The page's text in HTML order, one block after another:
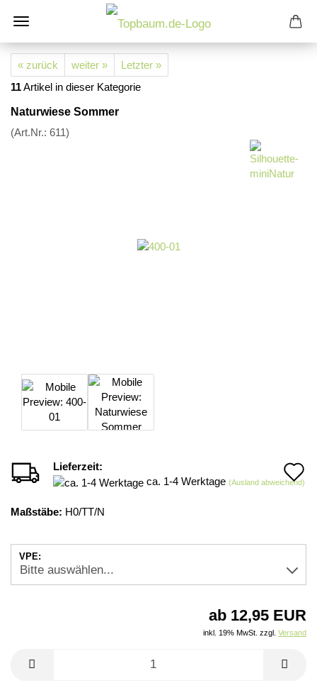
« zurück weiter »
Letzter »
11Artikel in dieser Kategorie
Naturwiese Sommer
(Art.Nr.: 611)
Lieferzeit:
ca. 1-4 Werktage (Ausland abweichend)
Maßstäbe: H0/TT/N
VPE:
ab 12,95 EUR
inkl. 19% MwSt. zzgl. Versand